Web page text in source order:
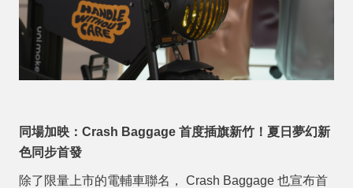
同場加映： Crash Baggage 首度插旗新竹！夏日夢幻新
色同步首發
除了限量上市的電輔車聯名， Crash Baggage 也宣布首